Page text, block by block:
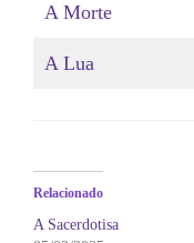
A Morte
A Lua
Relacionado
A Sacerdotisa